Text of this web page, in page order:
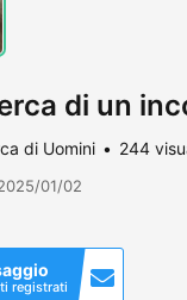
di un
di Uomini 244
01/02
registrati